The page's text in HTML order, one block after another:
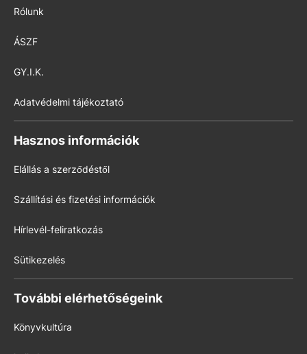
Rólunk
ÁSZF
GY.I.K.
Adatvédelmi tájékoztató
Hasznos információk
Elállás a szerződéstől
Szállítási és fizetési információk
Hírlevél-feliratkozás
Sütikezelés
További elérhetőségeink
Könyvkultúra